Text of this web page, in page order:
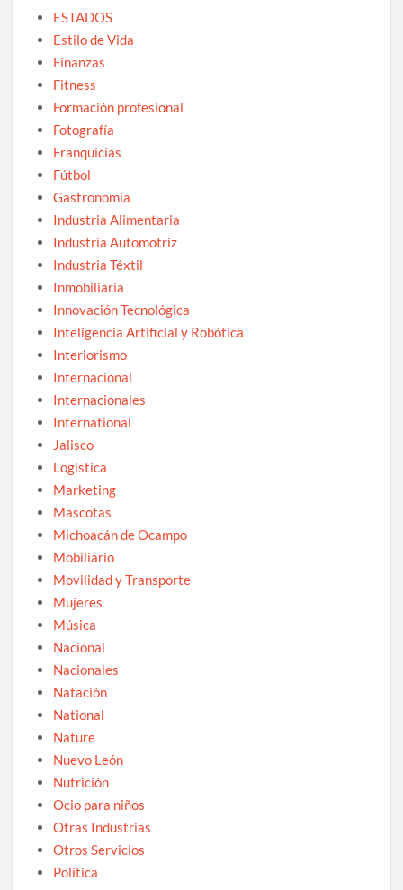
ESTADOS
Estilo de Vida
Finanzas
Fitness
Formación profesional
Fotografía
Franquicias
Fútbol
Gastronomía
Industria Alimentaria
Industria Automotriz
Industria Téxtil
Inmobiliaria
Innovación Tecnológica
Inteligencia Artificial y Robótica
Interiorismo
Internacional
Internacionales
International
Jalisco
Logística
Marketing
Mascotas
Michoacán de Ocampo
Mobiliario
Movilidad y Transporte
Mujeres
Música
Nacional
Nacionales
Natación
National
Nature
Nuevo León
Nutrición
Ocio para niños
Otras Industrias
Otros Servicios
Política